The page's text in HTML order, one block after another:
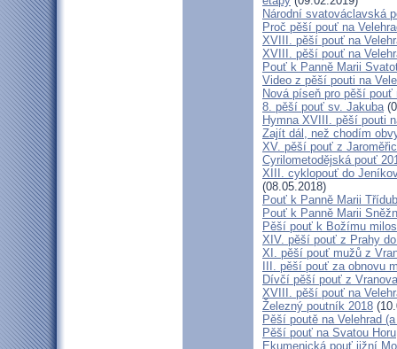
Národní svatováclavská
Proč pěší pouť na
XVIII. pěší pouť na
XVIII. pěší pouť na
Pouť k Panně Marii
Video z pěší pouti na
Nová píseň pro pěší
8. pěší pouť sv. Jakuba
Hymna XVIII. pěší pouti
Zajít dál, než chodím
XV. pěší pouť z
Cyrilometodějská pouť
XIII. cyklopouť do
(08.05.2018)
Pouť k Panně Marii
Pouť k Panně Marii
Pěší pouť k Božímu
XIV. pěší pouť z Prahy
XI. pěší pouť mužů z
III. pěší pouť za obnovu
Dívčí pěší pouť z
XVIII. pěší pouť na
Železný poutník 2018
Pěší poutě na Velehrad
Pěší pouť na Svatou Horu
Ekumenická pouť jižní